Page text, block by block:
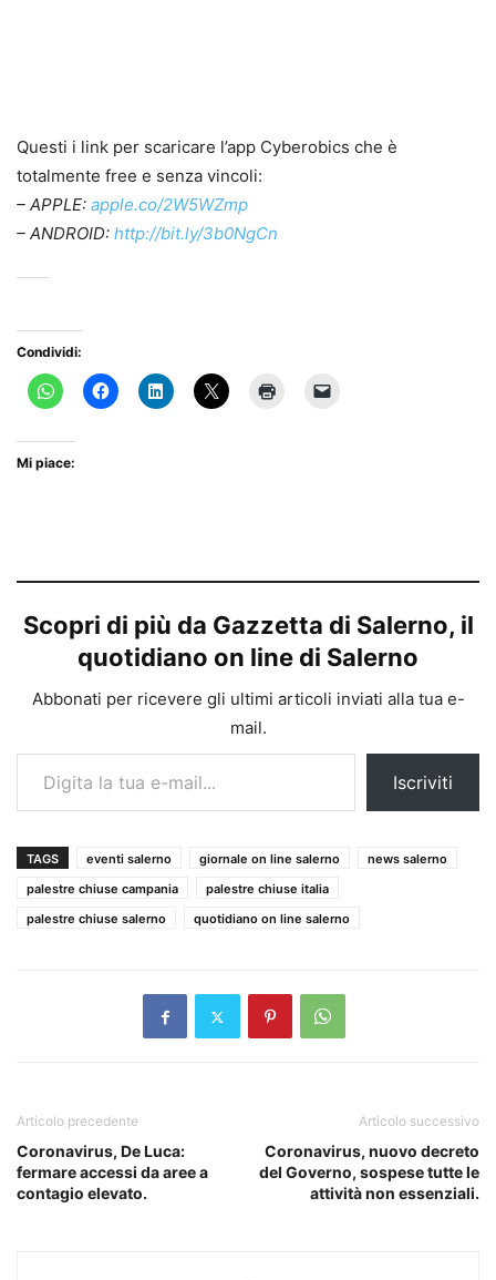
Questi i link per scaricare l’app Cyberobics che è
totalmente free e senza vincoli:
– APPLE: apple.co/2W5WZmp
– ANDROID: http://bit.ly/3b0NgCn
Condividi:
Mi piace:
Scopri di più da Gazzetta di Salerno, il
quotidiano on line di Salerno
Abbonati per ricevere gli ultimi articoli inviati alla tua e-
mail.
Digita la tua e-mail...
Iscriviti
TAGS eventi salerno giornale on line salerno
news salerno
palestre chiuse campania
palestre chiuse italia
palestre chiuse salerno
quotidiano on line salerno
Articolo precedente
Coronavirus, De Luca:
fermare accessi da aree a
contagio elevato.
Articolo successivo
Coronavirus, nuovo decreto
del Governo, sospese tutte le
attività non essenziali.